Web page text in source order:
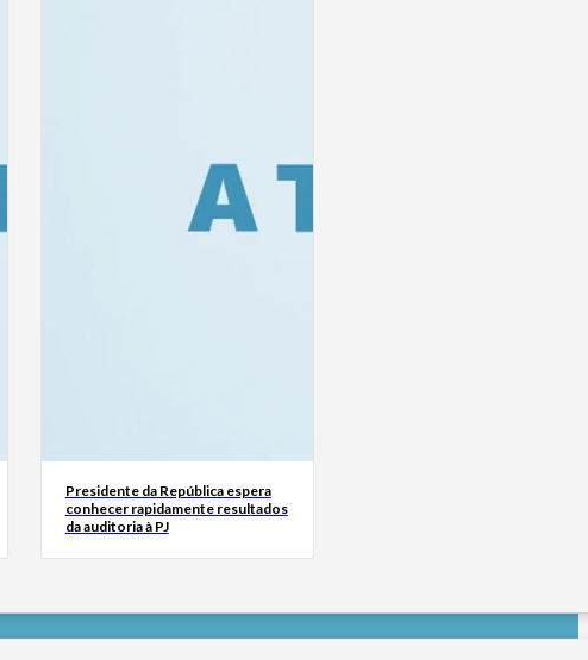
Presidente da República espera
conhecer rapidamente resultados
da auditoria à PJ